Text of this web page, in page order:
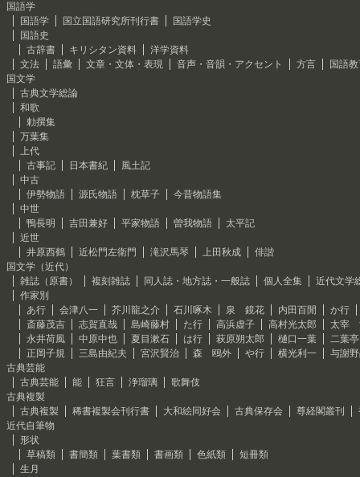
国語学
国語学
国立国語研究所刊行書
国語学史
国語史
古辞書
キリシタン資料
洋学資料
文法
語彙 文章・文体・表現 音声・音韻・アクセント 方言
国語
国文学
古典文学総論
和歌
勅撰集
万葉集
上代
古事記
日本書紀
風土記
中古
伊勢物語
源氏物語 枕草子
今昔物語集
中世
鴨長明
吉田兼好 平家物語 曽我物語
太平記
近世
井原西鶴
近松門左衛門 滝沢馬琴 上田秋成
俳諧
国文学（近代）
雑誌（原書）
複刻雑誌 同人誌・地方誌・一般誌 個人全集
近代文学
作家別
あ行
会津八一 芥川龍之介 石川啄木 泉 鏡花 内田百閒
か行
斎藤茂吉
志賀直哉 島崎藤村 た行 高浜虚子 高村光太郎
太宰
永井荷風
中原中也 夏目漱石 は行 萩原朔太郎 樋口一葉
二葉
正岡子規
三島由紀夫 宮沢賢治 森 鴎外 や行 横光利一
与謝
古典芸能
古典芸能
能 狂言 浄瑠璃
歌舞伎
古典複製
古典複製
稀書複製会刊行書 大和絵同好会 古典保存会 尊経閣叢刊
近代自筆物
形状
草稿類
書簡類 葉書類 書画類 色紙類
短冊類
生月